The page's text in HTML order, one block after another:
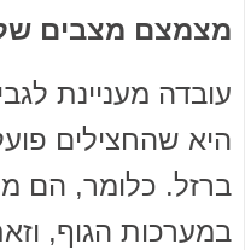
מצמצם מצבים
עובדה מעניינת
היא שהחצילים
ברזל. כלומר, הם
במערכות הגוף,